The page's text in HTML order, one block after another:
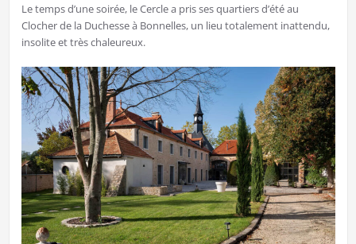
Le temps d’une soirée, le Cercle a pris ses quartiers d’été au
Clocher de la Duchesse à Bonnelles, un lieu totalement inattendu,
insolite et très chaleureux.